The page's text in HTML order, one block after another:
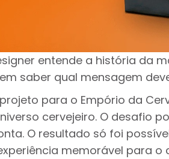
entende a história da
saber qual mensagem
para o Empório da
cervejeiro. O desafio
O resultado só foi
memorável para o